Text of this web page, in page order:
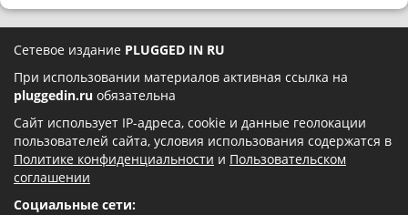
Сетевое издание PLUGGED IN RU
При использовании материалов активная ссылка на
pluggedin.ru обязательна
Сайт использует IP-адреса, cookie и данные геолокации
пользователей сайта, условия использования содержатся в
Политике конфиденциальности и Пользовательском
соглашении
Социальные сети: